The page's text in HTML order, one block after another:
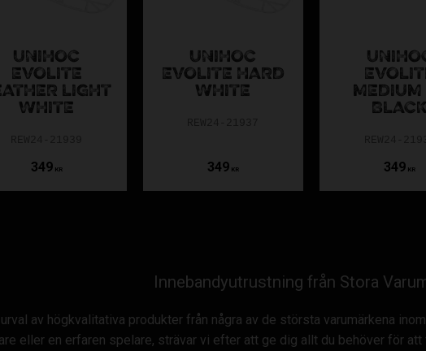
UNIHOC
EVOLITE
LIGHT
WHITE
349KR
UNIHOC
EVOLITE HARD
WHITE
349KR
MEDIUM
BLACK
349 KR
Innebandyutrustning från Stora
av högkvalitativa produkter från några av de största varumärkena inom
eller en erfaren spelare, strävar vi efter att ge dig allt du behöver för